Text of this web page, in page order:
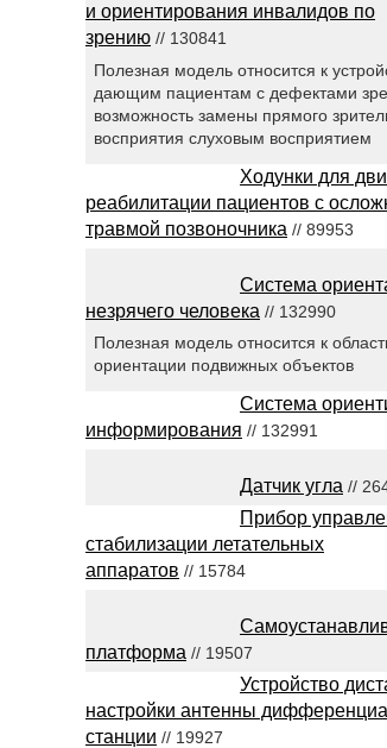
и ориентирования инвалидов по
зрению // 130841
Полезная модель относится к
дающим пациентам с дефектами
возможность замены прямого
восприятия слуховым восприятием
Ходунки для
реабилитации пациентов с
травмой позвоночника // 89953
Система
незрячего человека // 132990
Полезная модель относится к
ориентации подвижных объектов
Система
информирования // 132991
Датчик угла //
Прибор
стабилизации летательных
аппаратов // 15784
платформа // 19507
Устройство
настройки антенны
станции // 19927